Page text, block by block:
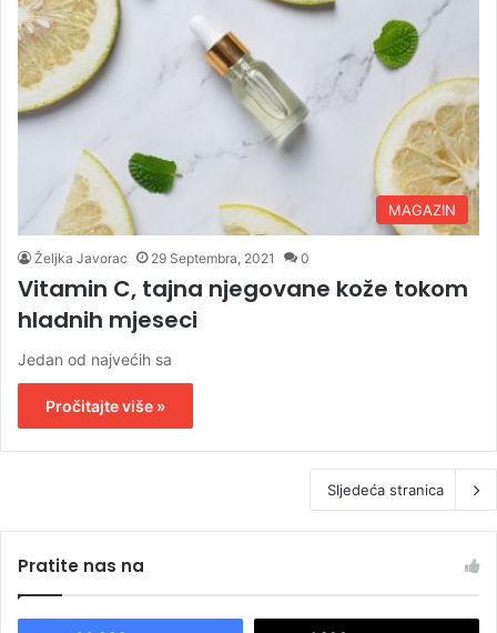
MAGAZIN
Željka Javorac 29 Septembra, 2021 0
Vitamin C, tajna njegovane kože tokom
hladnih mjeseci
Jedan od najvećih sa
Pročitajte više »
Sljedeća stranica
Pratite nas na